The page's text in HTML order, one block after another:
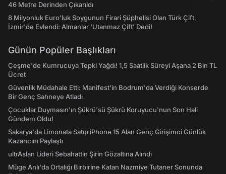
46 Metre Derinden Çıkarıldı
8 Milyonluk Euro'luk Soygunun Firari Şüphelisi Olan Türk Çift,
İzmir'de Evlendi: Almanlar 'Utanmaz Çift' Dedi!
Günün Popüler Başlıkları
Çeşme'de Kumrucuya Tepki Yağdı! 1,5 Saatlik Süreyi Aşana 2 Bin TL
Ücret
Güvenlik Müdahale Etti: Manifest'in Bodrum'da Verdiği Konserde
Bir Genç Sahneye Atladı
Çocuklar Duymasın'ın Şükrü'sü Şükrü Koruyucu'nun Son Hali
Gündem Oldu!
Sakarya'da Limonata Satıp iPhone 15 Alan Genç Girişimci Günlük
Kazancını Paylaştı
ultrAslan Lideri Sebahattin Şirin Gözaltına Alındı
Müge Anlı'da Ortalığı Birbirine Katan Nazmiye Tutaner Sonunda